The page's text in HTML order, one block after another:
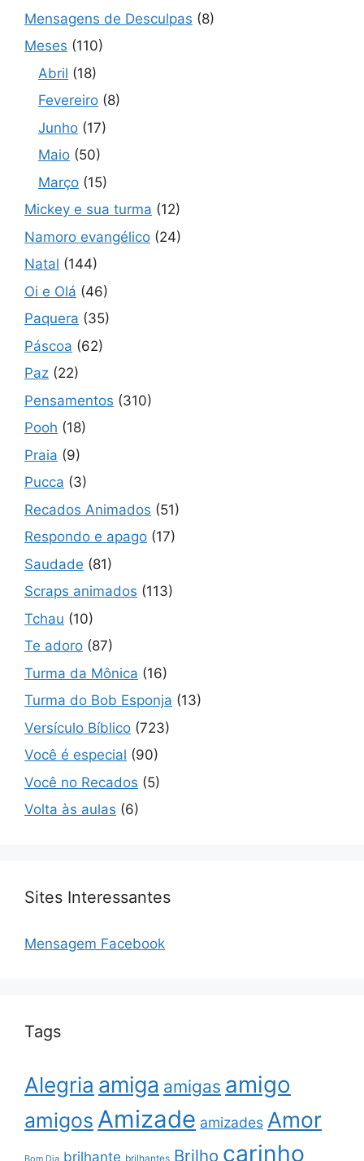
Mensagens de Desculpas (8)
Meses (110)
Abril (18)
Fevereiro (8)
Junho (17)
Maio (50)
Março (15)
Mickey e sua turma (12)
Namoro evangélico (24)
Natal (144)
Oi e Olá (46)
Paquera (35)
Páscoa (62)
Paz (22)
Pensamentos (310)
Pooh (18)
Praia (9)
Pucca (3)
Recados Animados (51)
Respondo e apago (17)
Saudade (81)
Scraps animados (113)
Tchau (10)
Te adoro (87)
Turma da Mônica (16)
Turma do Bob Esponja (13)
Versículo Bíblico (723)
Você é especial (90)
Você no Recados (5)
Volta às aulas (6)
Sites Interessantes
Mensagem Facebook
Tags
Alegria amiga amigas amigo
amigos Amizade amizades Amor
Bom Dia brilhante brilhantes Brilho carinho